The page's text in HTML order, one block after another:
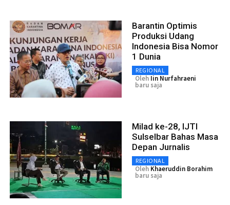
Barantin Optimis
Produksi Udang
Indonesia Bisa Nomor
1 Dunia
REGIONAL
Oleh Iin Nurfahraeni
baru saja
Milad ke-28, IJTI
Sulselbar Bahas Masa
Depan Jurnalis
REGIONAL
Oleh Khaeruddin Borahim
baru saja